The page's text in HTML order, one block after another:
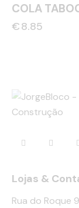
COLA
€8.85
Lojas &
Rua do Roque